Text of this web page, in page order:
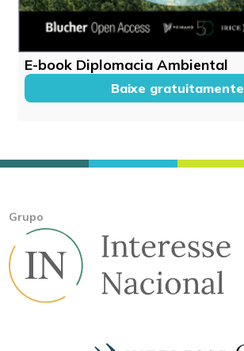
E-book Diplomacia Ambiental
Baixe gratuitamente
Grupo